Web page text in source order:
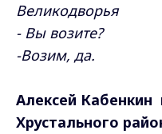
Великодворья
- Вы возите?
-Возим, да.
Алексей Кабенкин
Хрустального